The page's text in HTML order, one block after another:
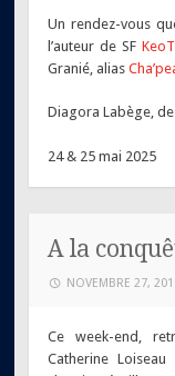
Un rendez-vous
l’auteur de SF
Granié, alias
Diagora Labège,
24 & 25 mai 2025
A la
NOVEMBRE 27,
Ce week-end,
Catherine